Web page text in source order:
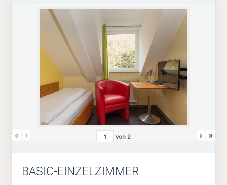
« ‹ von 2 › »
BASIC-EINZELZIMMER